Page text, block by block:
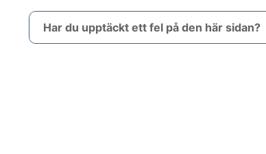
Har du upptäckt ett fel på den här sidan?